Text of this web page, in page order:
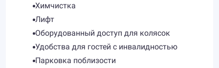
Химчистка
Лифт
Оборудованный доступ для колясок
Удобства для гостей с инвалидностью
Парковка поблизости